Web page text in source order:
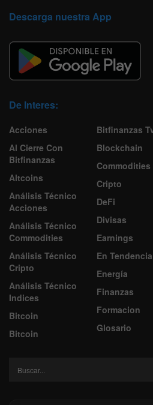
Descarga nuestra App
De Interes:
Acciones
Al Cierre Con
Bitfinanzas
Altcoins
Análisis Técnico
Acciones
Análisis Técnico
Commodities
Análisis Técnico
Cripto
Análisis Técnico
Indices
Bitcoin
Bitcoin
Bitfinanzas
Blockchain
Commodities
Cripto
DeFi
Divisas
Earnings
En Tendencia
Energía
Finanzas
Formacion
Glosario